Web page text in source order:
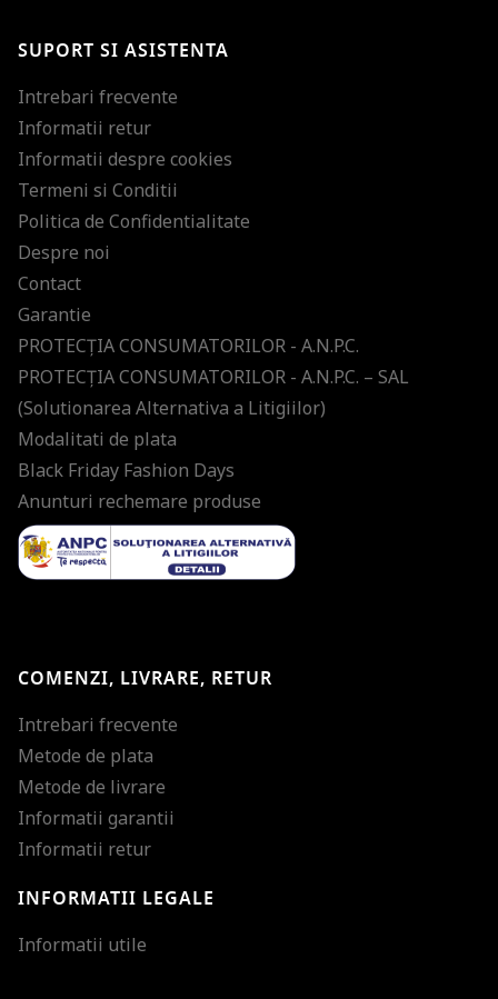
SUPORT SI ASISTENTA
Intrebari frecvente
Informatii retur
Informatii despre cookies
Termeni si Conditii
Politica de Confidentialitate
Despre noi
Contact
Garantie
PROTECŢIA CONSUMATORILOR - A.N.P.C.
PROTECŢIA CONSUMATORILOR - A.N.P.C. – SAL
(Solutionarea Alternativa a Litigiilor)
Modalitati de plata
Black Friday Fashion Days
Anunturi rechemare produse
COMENZI, LIVRARE, RETUR
Intrebari frecvente
Metode de plata
Metode de livrare
Informatii garantii
Informatii retur
INFORMATII LEGALE
Informatii utile